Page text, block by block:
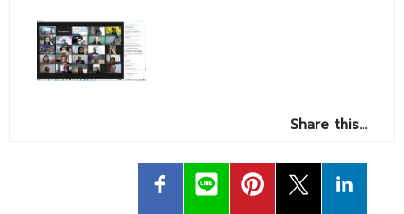
- โครงการบริหารจัดการพื้นที่ 10 ไร่ ด้านหลังโรงสีข้าว
สวนดุสิต จังหวัดปราจีนบุรี
- โครงการส่งเสริมการปลูกกล้วยเล็บมือนางฯ
Share this…